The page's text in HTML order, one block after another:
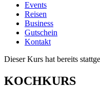
Events
Reisen
Business
Gutschein
Kontakt
Dieser Kurs hat bereits
KOCHKURS